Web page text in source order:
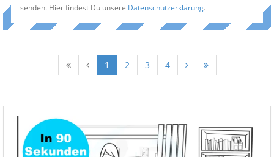
senden. Hier findest Du unsere Datenschutzerklärung.
1 2 3 4